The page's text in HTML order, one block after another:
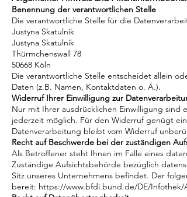
Benennung der verantwortlichen Stelle
Die verantwortliche Stelle für die
Justyna Skatulnik
Justyna Skatulnik
Thürmchenswall 78
50668 Köln
Die verantwortliche Stelle entscheidet allein
Daten (z.B. Namen, Kontaktdaten o. Ä.).
Widerruf Ihrer Einwilligung zur
Nur mit Ihrer ausdrücklichen Einwilligung
jederzeit möglich. Für den Widerruf genügt
Datenverarbeitung bleibt vom Widerruf
Recht auf Beschwerde bei der zuständigen
Als Betroffener steht Ihnen im Falle eines
Zuständige Aufsichtsbehörde bezüglich
Sitz unseres Unternehmens befindet. Der
bereit: https://www.bfdi.bund.de/DE/Infothek/